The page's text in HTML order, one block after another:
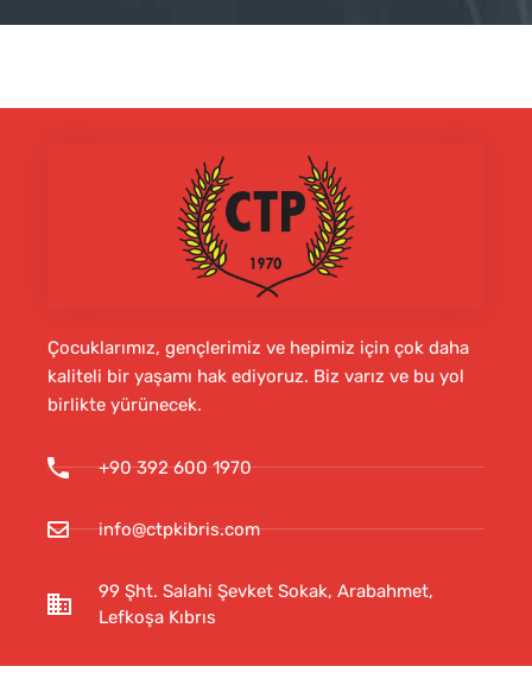
Çocuklarımız, gençlerimiz ve hepimiz için çok daha
kaliteli bir yaşamı hak ediyoruz. Biz varız ve bu yol
birlikte yürünecek.
+90 392 600 1970
info@ctpkibris.com
99 Şht. Salahi Şevket Sokak, Arabahmet,
Lefkoşa Kıbrıs